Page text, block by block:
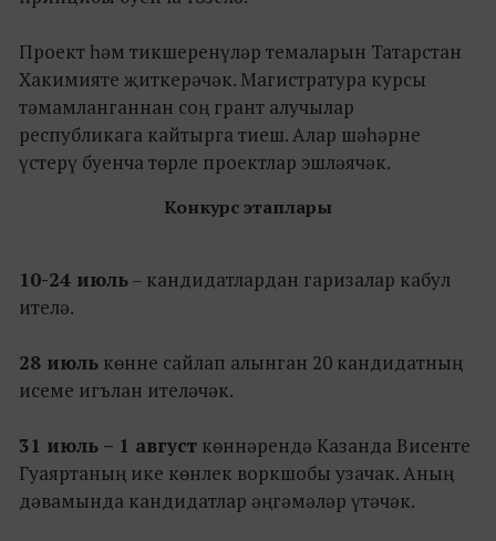
Проект һәм тикшеренүләр темаларын Татарстан
Хакимияте җиткерәчәк. Магистратура курсы
тәмамланганнан соң грант алучылар
республикага кайтырга тиеш. Алар шәһәрне
үстерү буенча төрле проектлар эшләячәк.
Конкурс этаплары
10-24 июль– кандидатлардан гаризалар кабул
ителә.
28 июль көнне сайлап алынган 20 кандидатның
исеме игълан ителәчәк.
31 июль – 1 август көннәрендә Казанда Висенте
Гуаяртаның ике көнлек воркшобы узачак. Аның
дәвамында кандидатлар әңгәмәләр үтәчәк.